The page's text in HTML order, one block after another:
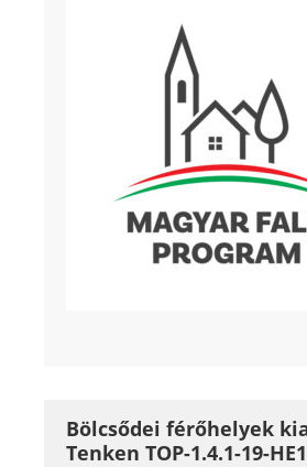
Bölcsődei férőhelyek
Tenken TOP-1.4.1-19-